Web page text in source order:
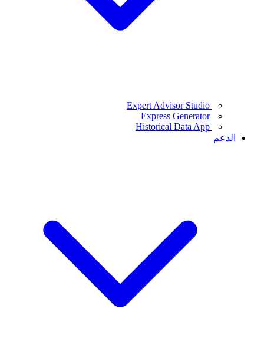
Expert Advisor Studio
Express Generator
Historical Data App
الدعم